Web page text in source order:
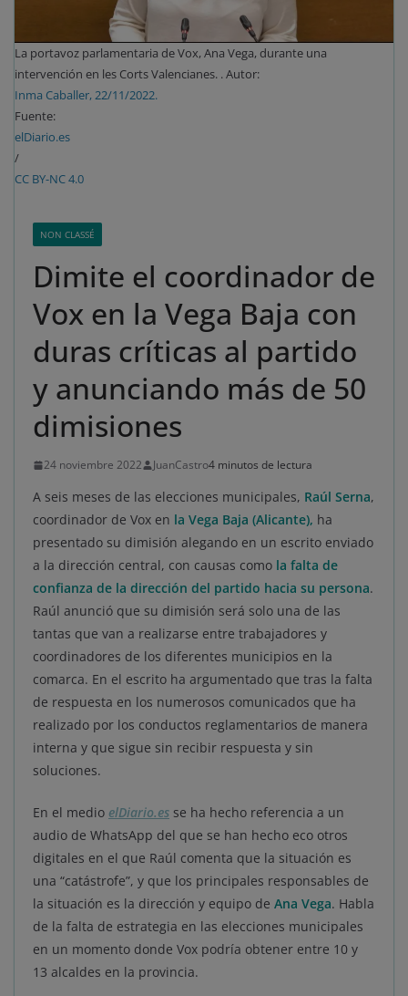
La portavoz parlamentaria de Vox, Ana Vega, durante una
intervención en les Corts Valencianes. . Autor:
Inma Caballer, 22/11/2022.
Fuente:
elDiario.es
/
CC BY-NC 4.0
NON CLASSÉ
Dimite el coordinador de
Vox en la Vega Baja con
duras críticas al partido
y anunciando más de 50
dimisiones
24 noviembre 2022 JuanCastro4 minutos de lectura
A seis meses de las elecciones municipales, Raúl Serna,
coordinador de Vox en la Vega Baja (Alicante), ha
presentado su dimisión alegando en un escrito enviado
a la dirección central, con causas como la falta de
confianza de la dirección del partido hacia su persona.
Raúl anunció que su dimisión será solo una de las
tantas que van a realizarse entre trabajadores y
coordinadores de los diferentes municipios en la
comarca. En el escrito ha argumentado que tras la falta
de respuesta en los numerosos comunicados que ha
realizado por los conductos reglamentarios de manera
interna y que sigue sin recibir respuesta y sin
soluciones.
En el medio elDiario.es se ha hecho referencia a un
audio de WhatsApp del que se han hecho eco otros
digitales en el que Raúl comenta que la situación es
una “catástrofe”, y que los principales responsables de
la situación es la dirección y equipo de Ana Vega. Habla
de la falta de estrategia en las elecciones municipales
en un momento donde Vox podría obtener entre 10 y
13 alcaldes en la provincia.